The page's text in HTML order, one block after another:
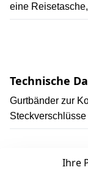
eine
Technische
Gurtbänder zur
Ihre